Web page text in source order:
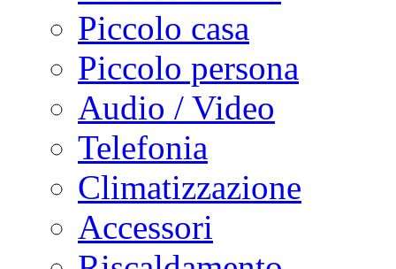
Piccolo casa
Piccolo persona
Audio / Video
Telefonia
Climatizzazione
Accessori